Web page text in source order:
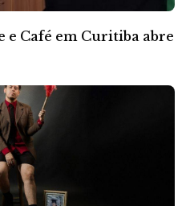
e Café em Curitiba abre